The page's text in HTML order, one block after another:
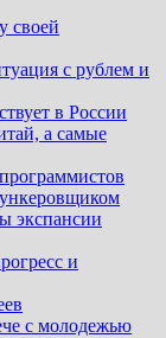
своей
с рублем и
в России
а самые
экспансии
и
с молодежью